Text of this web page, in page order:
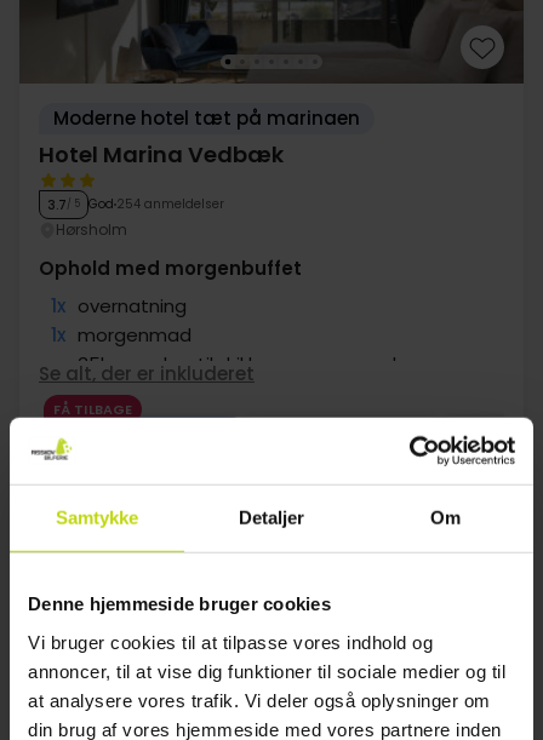
Samtykke Detaljer Om
Denne hjemmeside bruger cookies
Vi bruger cookies til at tilpasse vores indhold og
annoncer, til at vise dig funktioner til sociale medier og til
at analysere vores trafik. Vi deler også oplysninger om
din brug af vores hjemmeside med vores partnere inden
Moderne hotel tæt på marinaen
Hotel Marina Vedbæk
3.7/ 5 God 254 anmeldelser
Hørsholm
Ophold med morgenbuffet
1x overnatning
1x morgenmad
∞
35kr voucher til drikkevarer og snacks
∞ Gratis parkering
1x kaffe to go
Se alt, der er inkluderet
FÅ TILBAGE
Aug 649,-
I alt 1298,-
Okt
Se mere
1
FAQ